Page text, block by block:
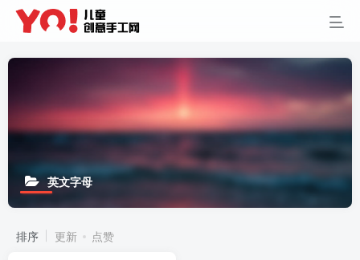
英文字母
排序 更新 点赞